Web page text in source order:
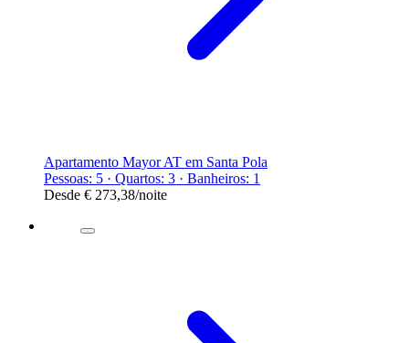
Apartamento Mayor AT em Santa Pola
Pessoas: 5 · Quartos: 3 · Banheiros: 1
Desde € 273,38/noite